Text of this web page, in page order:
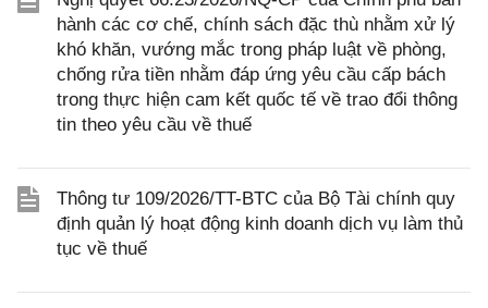
hành các cơ chế, chính sách đặc thù nhằm xử lý
khó khăn, vướng mắc trong pháp luật về phòng,
chống rửa tiền nhằm đáp ứng yêu cầu cấp bách
trong thực hiện cam kết quốc tế về trao đổi thông
tin theo yêu cầu về thuế
Thông tư 109/2026/TT-BTC của Bộ Tài chính quy
định quản lý hoạt động kinh doanh dịch vụ làm thủ
tục về thuế